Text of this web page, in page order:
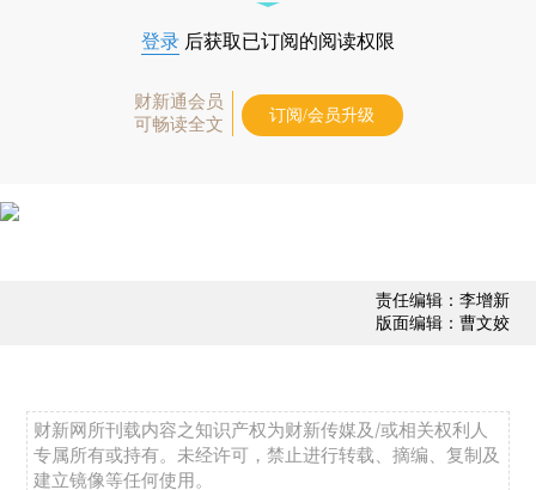
登录 后获取已订阅的阅读权限
财新通会员
可畅读全文
订阅/会员升级
责任编辑：李增新
版面编辑：曹文姣
财新网所刊载内容之知识产权为财新传媒及/或相关权利人
专属所有或持有。未经许可，禁止进行转载、摘编、复制及
建立镜像等任何使用。